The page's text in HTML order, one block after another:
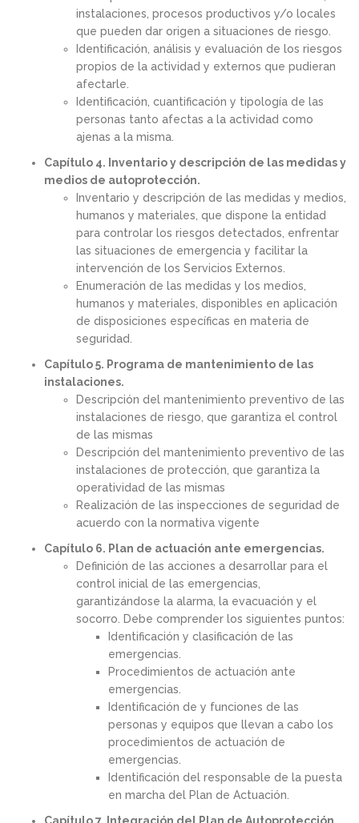
instalaciones, procesos productivos y/o locales
que pueden dar origen a situaciones de riesgo.
Identificación, análisis y evaluación de los riesgos
propios de la actividad y externos que pudieran
afectarle.
Identificación, cuantificación y tipología de las
personas tanto afectas a la actividad como
ajenas a la misma.
Capítulo 4. Inventario y descripción de las medidas y
medios de autoprotección.
Inventario y descripción de las medidas y medios,
humanos y materiales, que dispone la entidad
para controlar los riesgos detectados, enfrentar
las situaciones de emergencia y facilitar la
intervención de los Servicios Externos.
Enumeración de las medidas y los medios,
humanos y materiales, disponibles en aplicación
de disposiciones específicas en materia de
seguridad.
Capítulo 5. Programa de mantenimiento de las
instalaciones.
Descripción del mantenimiento preventivo de las
instalaciones de riesgo, que garantiza el control
de las mismas
Descripción del mantenimiento preventivo de las
instalaciones de protección, que garantiza la
operatividad de las mismas
Realización de las inspecciones de seguridad de
acuerdo con la normativa vigente
Capítulo 6. Plan de actuación ante emergencias.
Definición de las acciones a desarrollar para el
control inicial de las emergencias,
garantizándose la alarma, la evacuación y el
socorro. Debe comprender los siguientes puntos:
Identificación y clasificación de las
emergencias.
Procedimientos de actuación ante
emergencias.
Identificación de y funciones de las
personas y equipos que llevan a cabo los
procedimientos de actuación de
emergencias.
Identificación del responsable de la puesta
en marcha del Plan de Actuación.